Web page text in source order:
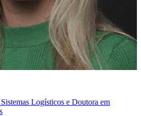
Logísticos e Doutora em